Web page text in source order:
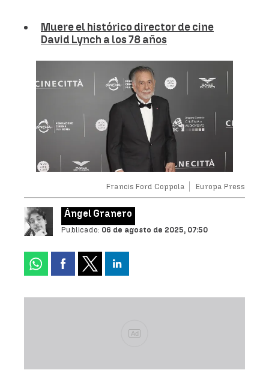
Muere el histórico director de cine
David Lynch a los 78 años
Francis Ford Coppola Europa Press
Ángel Granero
Publicado: 06 de agosto de 2025, 07:50
Ad